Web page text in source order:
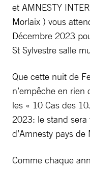
et AMNESTY
Morlaix ) vous
Décembre 2023
St Sylvestre salle
Que cette nuit de
n’empêche en
les « 10 Cas des
2023: le stand
d’Amnesty pays
Comme chaque